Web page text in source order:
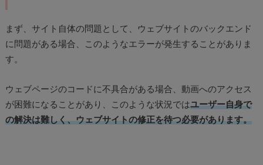
まず、サイト自体の問題として、ウェブサイトのバックエンド
に問題がある場合、このようなエラーが発生することがありま
す。
ウェブページのコードに不具合がある場合、動画へのアクセス
が困難になることがあり、このような状況ではユーザー自身で
の解決は難しく、ウェブサイトの修正を待つ必要があります。